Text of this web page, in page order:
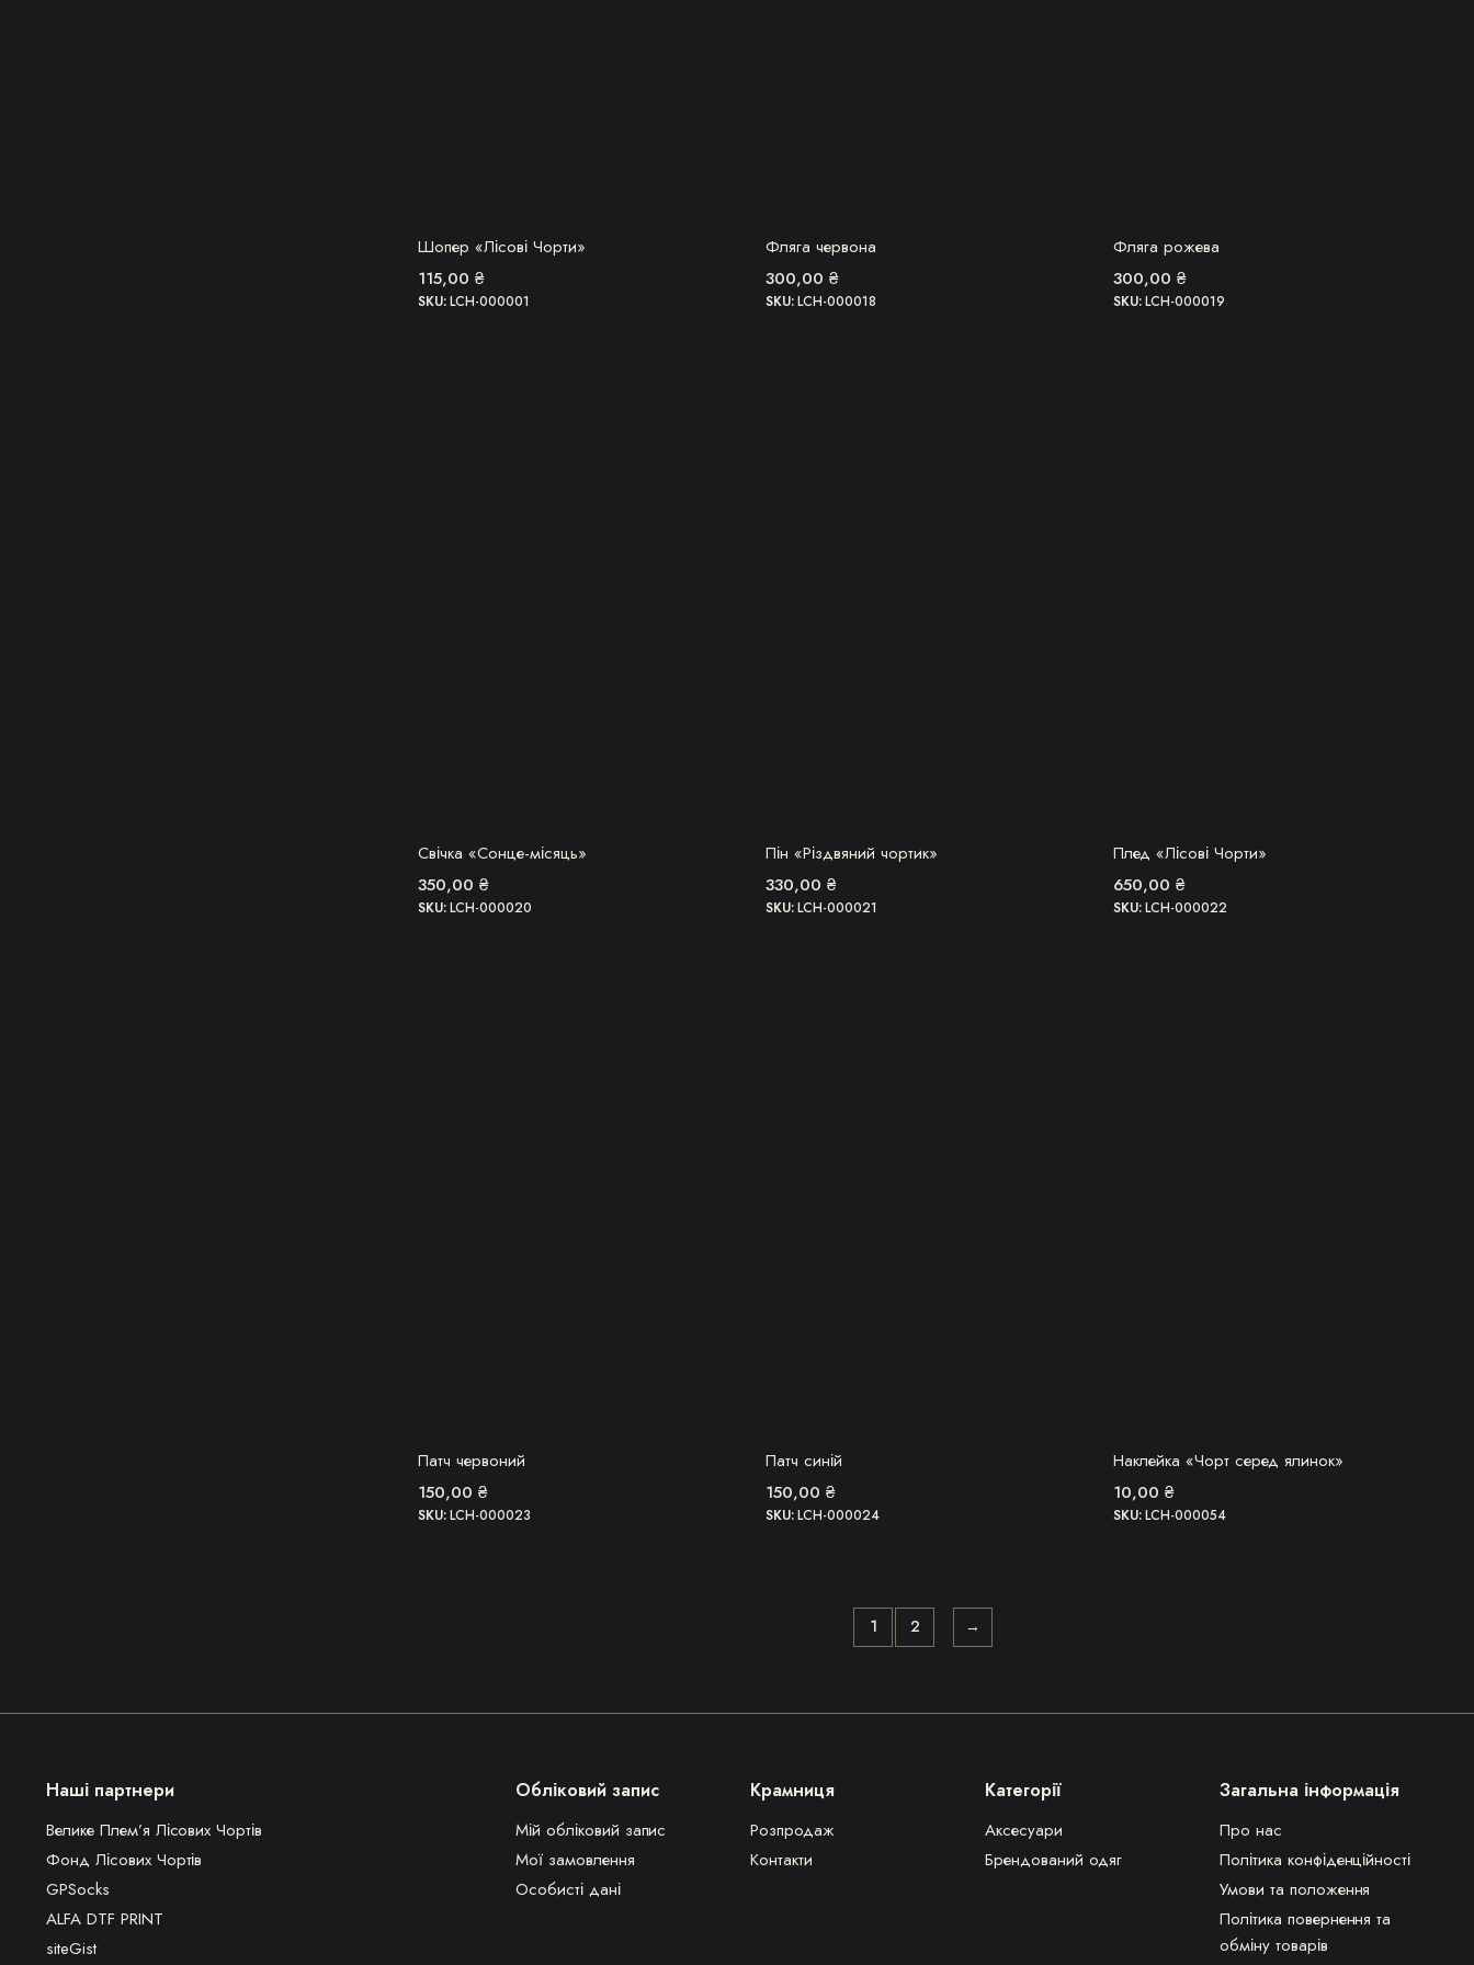
ОВВА, ТОВАР ЗАКІНЧИВСЯ!
Шопер «Лісові Чорти»
115,00 ₴
SKU:LCH-000001
Фляга червона
300,00 ₴
SKU:LCH-000018
Фляга рожева
300,00 ₴
SKU:LCH-000019
БЕРУ!
Свічка «Сонце-місяць»
350,00 ₴
SKU:LCH-000020
БЕРУ!
Пін «Різдвяний чортик»
330,00 ₴
SKU:LCH-000021
БЕРУ!
Плед «Лісові Чорти»
650,00 ₴
SKU:LCH-000022
Патч червоний
150,00 ₴
SKU:LCH-000023
Патч синій
150,00 ₴
SKU:LCH-000024
БЕРУ!
Наклейка «Чорт серед ялинок»
10,00 ₴
SKU:LCH-000054
1 2 →
Наші партнери
Велике Плем’я Лісових Чортів
Фонд Лісових Чортів
GPSocks
ALFA DTF PRINT
siteGist
Обліковий запис
Мій обліковий запис
Мої замовлення
Особисті дані
Крамниця
Розпродаж
Контакти
Категорії
Аксесуари
Брендований одяг
Загальна інформація
Про нас
Політика конфіденційності
Умови та положення
Політика повернення та
обміну товарів